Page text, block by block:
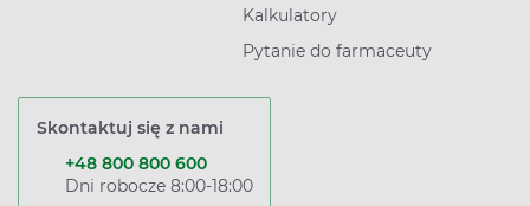
Kalkulatory
Pytanie do farmaceuty
Skontaktuj się z nami
+48 800 800 600
Dni robocze 8:00-18:00